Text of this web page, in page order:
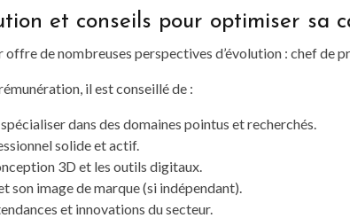
et conseils pour optimiser sa
offre de nombreuses perspectives d’évolution : chef de
il est conseillé de :
dans des domaines pointus et recherchés.
solide et actif.
3D et les outils digitaux.
son image de marque (si indépendant).
et innovations du secteur.